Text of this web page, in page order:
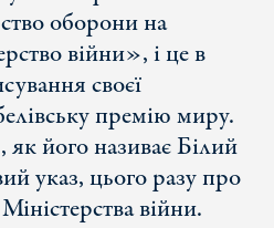
оборони на
війни», і це в
своєї
премію миру.
його називає Білий
указ, цього разу про
війни.